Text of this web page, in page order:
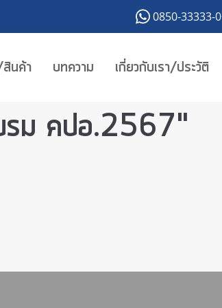
0850-33333-0
นค้า บทความ เกี่ยวกับเรา/ประวัติ
รม คปอ.2567"